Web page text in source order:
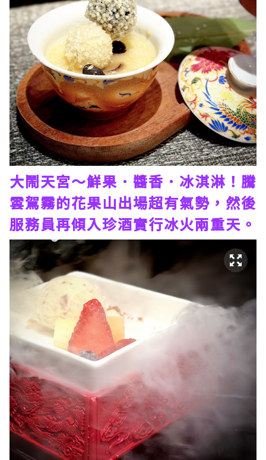
大鬧天宮～鮮果．醬香．冰淇淋！騰
雲駕霧的花果山出場超有氣勢，然後
服務員再傾入珍酒實行冰火兩重天。